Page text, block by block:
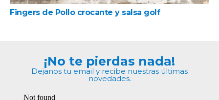
Fingers de Pollo crocante y salsa golf
¡No te pierdas nada!
Dejanos tu email y recibe nuestras últimas
novedades.